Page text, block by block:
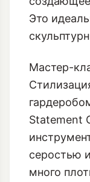
Это
Мастер-
Statement
серостью
много